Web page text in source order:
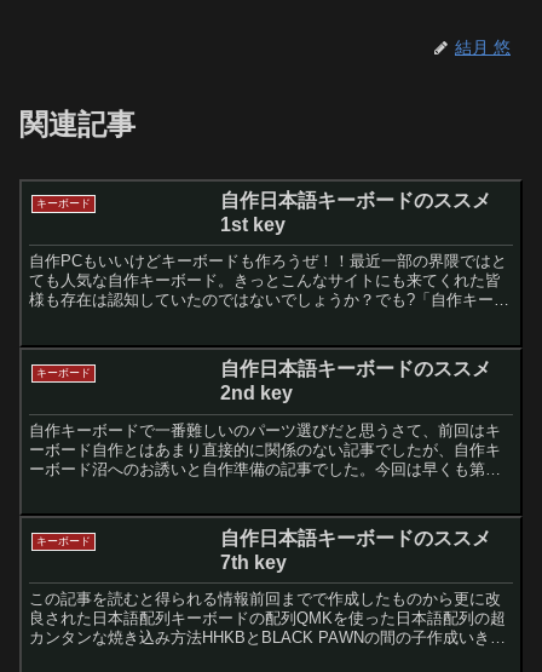
結月 悠
関連記事
キーボード
自作日本語キーボードのススメ
1st key
自作PCもいいけどキーボードも作ろうぜ！！最近一部の界隈ではと
ても人気な自作キーボード。きっとこんなサイトにも来てくれた皆
様も存在は認知していたのではないでしょうか？でも?「自作キーボ
キーボード
自作日本語キーボードのススメ
2nd key
自作キーボードで一番難しいのパーツ選びだと思うさて、前回はキ
ーボード自作とはあまり直接的に関係のない記事でしたが、自作キ
ーボード沼へのお誘いと自作準備の記事でした。今回は早くも第二
キーボード
自作日本語キーボードのススメ
7th key
この記事を読むと得られる情報前回までで作成したものから更に改
良された日本語配列キーボードの配列QMKを使った日本語配列の超
カンタンな焼き込み方法HHKBとBLACK PAWNの間の子作成いきな